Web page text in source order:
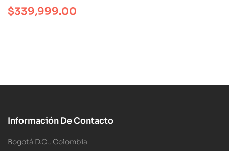
$339,999.00
Información De Contacto
Bogotá D.C., Colombia